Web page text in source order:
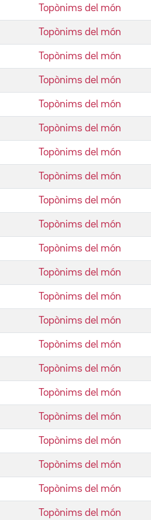
Topònims del món
Topònims del món
Topònims del món
Topònims del món
Topònims del món
Topònims del món
Topònims del món
Topònims del món
Topònims del món
Topònims del món
Topònims del món
Topònims del món
Topònims del món
Topònims del món
Topònims del món
Topònims del món
Topònims del món
Topònims del món
Topònims del món
Topònims del món
Topònims del món
Topònims del món